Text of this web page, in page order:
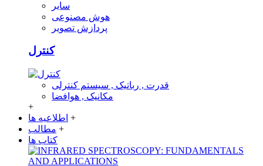
سایر
هوش مصنوعی
پردازش تصویر
کنترل
قدرت , رباتیک , سیستم کنترلی
مکانیک , هوافضا
+
اطلاعیه ها +
مطالب +
کتاب ها